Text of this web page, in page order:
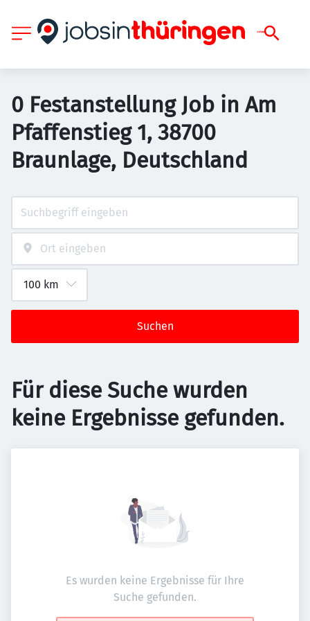
0 Festanstellung Job in Am
Pfaffenstieg 1, 38700
Braunlage, Deutschland
Suchen
Für diese Suche wurden
keine Ergebnisse gefunden.
Es wurden keine Ergebnisse für Ihre
Suche gefunden.